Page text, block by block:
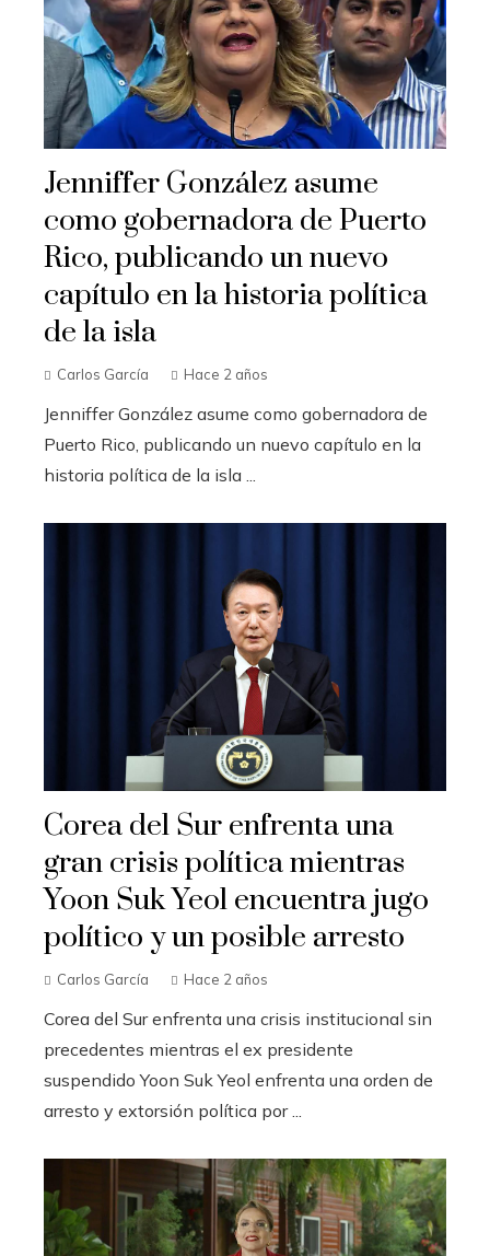
Jenniffer González asume
como gobernadora de Puerto
Rico, publicando un nuevo
capítulo en la historia política
de la isla
Carlos García Hace 2 años
Jenniffer González asume como gobernadora de
Puerto Rico, publicando un nuevo capítulo en la
historia política de la isla ...
Corea del Sur enfrenta una
gran crisis política mientras
Yoon Suk Yeol encuentra jugo
político y un posible arresto
Carlos García Hace 2 años
Corea del Sur enfrenta una crisis institucional sin
precedentes mientras el ex presidente
suspendido Yoon Suk Yeol enfrenta una orden de
arresto y extorsión política por ...